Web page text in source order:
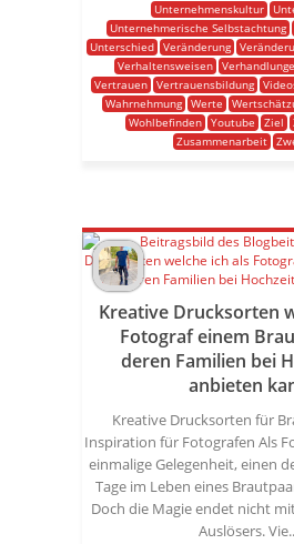
Unternehmenskultur
Unternehmerische Selbstachtung
Unterschied
Veränderung
Verhaltensweisen
Vertrauen
Vertrauensbildung
Wahrnehmung
Werte
Wohlbefinden Youtube Ziel
Zusammenarbeit
Kreative Drucksorten
Fotograf einem
deren Familien bei
anbieten
Kreative Drucksorten für
Inspiration für Fotografen Als
einmalige Gelegenheit, einen
Tage im Leben eines
Doch die Magie endet nicht
Auslösers.